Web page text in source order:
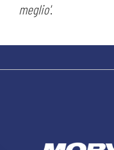
meglio'.